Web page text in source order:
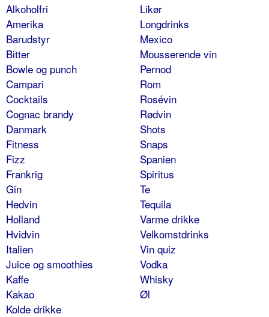
Alkoholfri
Amerika
Barudstyr
Bitter
Bowle og punch
Campari
Cocktails
Cognac brandy
Danmark
Fitness
Fizz
Frankrig
Gin
Hedvin
Holland
Hvidvin
Italien
Juice og smoothies
Kaffe
Kakao
Kolde drikke
Likør
Longdrinks
Mexico
Mousserende vin
Pernod
Rom
Rosévin
Rødvin
Shots
Snaps
Spanien
Spiritus
Te
Tequila
Varme drikke
Velkomstdrinks
Vin quiz
Vodka
Whisky
Øl